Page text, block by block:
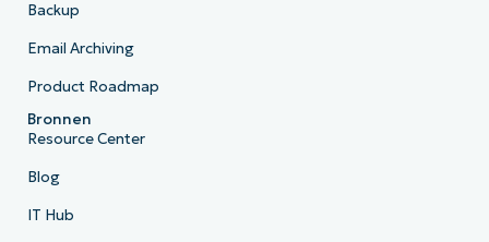
Backup
Email Archiving
Product Roadmap
Bronnen
Resource Center
Blog
IT Hub